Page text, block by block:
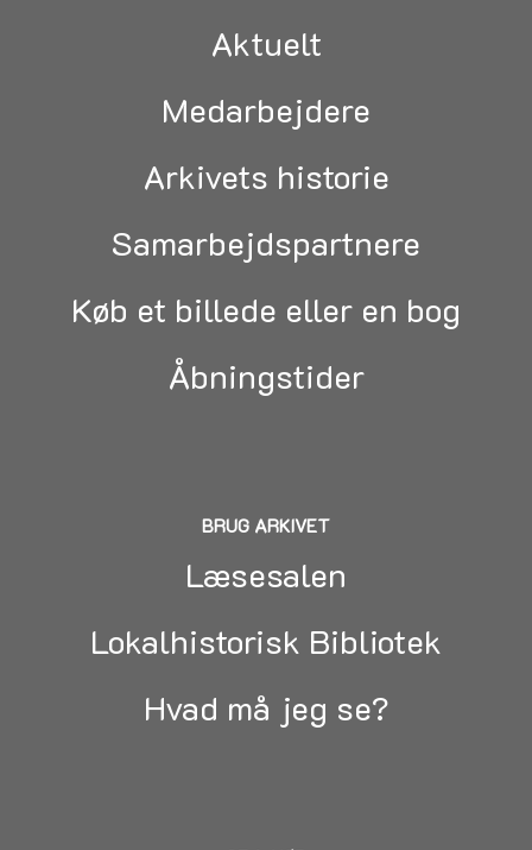
Aktuelt
Medarbejdere
Arkivets historie
Samarbejdspartnere
Køb et billede eller en bog
Åbningstider
BRUG ARKIVET
Læsesalen
Lokalhistorisk Bibliotek
Hvad må jeg se?